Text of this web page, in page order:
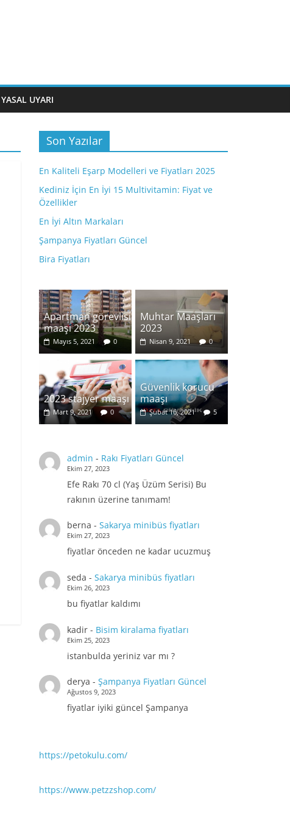
YASAL UYARI
Son Yazılar
En Kaliteli Eşarp Modelleri ve Fiyatları 2025
Kediniz İçin En İyi 15 Multivitamin: Fiyat ve
Özellikler
En İyi Altın Markaları
Şampanya Fiyatları Güncel
Bira Fiyatları
Apartman görevlisi
maaşı 2023
Mayıs 5, 2021 0
Muhtar Maaşları
2023
Nisan 9, 2021 0
2023 stajyer maaşı
Mart 9, 2021 0
Güvenlik korucu
maaşı
Şubat 16, 2021 5
admin - Rakı Fiyatları Güncel
Ekim 27, 2023
Efe Rakı 70 cl (Yaş Üzüm Serisi) Bu
rakının üzerine tanımam!
berna - Sakarya minibüs fiyatları
Ekim 27, 2023
fiyatlar önceden ne kadar ucuzmuş
seda - Sakarya minibüs fiyatları
Ekim 26, 2023
bu fiyatlar kaldımı
kadir- Bisim kiralama fiyatları
Ekim 25, 2023
istanbulda yeriniz var mı ?
derya - Şampanya Fiyatları Güncel
Ağustos 9, 2023
fiyatlar iyiki güncel Şampanya
https://petokulu.com/
https://www.petzzshop.com/